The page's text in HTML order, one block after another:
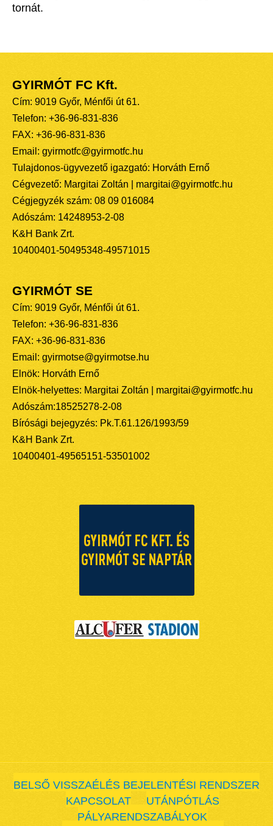
tornát.
GYIRMÓT FC Kft.
Cím: 9019 Győr, Ménfői út 61.
Telefon: +36-96-831-836
FAX: +36-96-831-836
Email: gyirmotfc@gyirmotfc.hu
Tulajdonos-ügyvezető igazgató: Horváth Ernő
Cégvezető: Margitai Zoltán | margitai@gyirmotfc.hu
Cégjegyzék szám: 08 09 016084
Adószám: 14248953-2-08
K&H Bank Zrt.
10400401-50495348-49571015
GYIRMÓT SE
Cím: 9019 Győr, Ménfői út 61.
Telefon: +36-96-831-836
FAX: +36-96-831-836
Email: gyirmotse@gyirmotse.hu
Elnök: Horváth Ernő
Elnök-helyettes: Margitai Zoltán | margitai@gyirmotfc.hu
Adószám:18525278-2-08
Bírósági bejegyzés: Pk.T.61.126/1993/59
K&H Bank Zrt.
10400401-49565151-53501002
BELSŐ VISSZAÉLÉS BEJELENTÉSI RENDSZER
KAPCSOLAT
UTÁNPÓTLÁS
PÁLYARENDSZABÁLYOK